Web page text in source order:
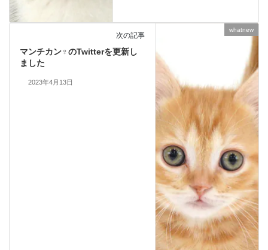
whatnew
次の記事
マンチカン♀のTwitterを更新し
ました
2023年4月13日